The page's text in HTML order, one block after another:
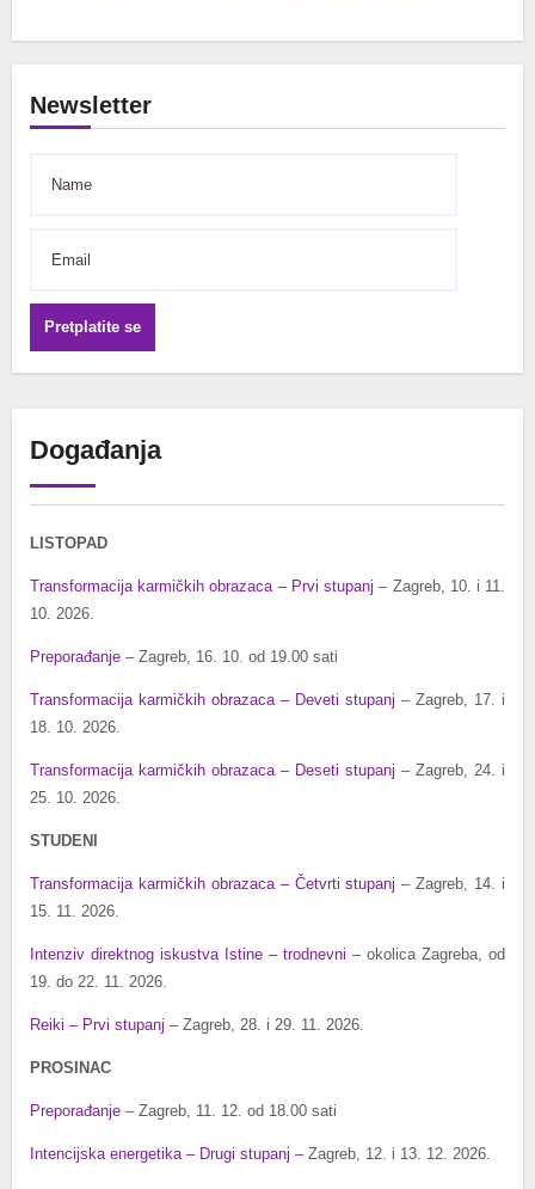
Newsletter
Pretplatite se
Događanja
LISTOPAD
Transformacija karmičkih obrazaca – Prvi stupanj – Zagreb, 10. i 11.
10. 2026.
Preporađanje– Zagreb, 16. 10. od 19.00 sati
Transformacija karmičkih obrazaca – Deveti stupanj – Zagreb, 17. i
18. 10. 2026.
Transformacija karmičkih obrazaca – Deseti stupanj – Zagreb, 24. i
25. 10. 2026.
STUDENI
Transformacija karmičkih obrazaca – Četvrti stupanj – Zagreb, 14. i
15. 11. 2026.
Intenziv direktnog iskustva Istine – trodnevni – okolica Zagreba, od
19. do 22. 11. 2026.
Reiki – Prvi stupanj – Zagreb, 28. i 29. 11. 2026.
PROSINAC
Preporađanje– Zagreb, 11. 12. od 18.00 sati
Intencijska energetika – Drugi stupanj – Zagreb, 12. i 13. 12. 2026.